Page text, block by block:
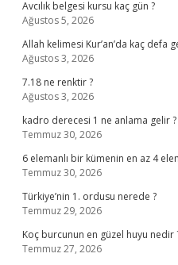
Avcılık belgesi kursu kaç gün ?
Ağustos 5, 2026
Allah kelimesi Kur’an’da kaç defa
Ağustos 3, 2026
7.18 ne renktir ?
Ağustos 3, 2026
kadro derecesi 1 ne anlama gelir ?
Temmuz 30, 2026
6 elemanlı bir kümenin en az 4
Temmuz 30, 2026
Türkiye’nin 1. ordusu nerede ?
Temmuz 29, 2026
Koç burcunun en güzel huyu nedir
Temmuz 27, 2026